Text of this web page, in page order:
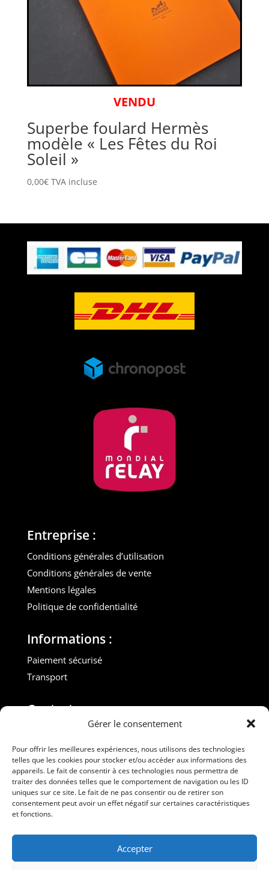
Gérer le consentement
Pour offrir les meilleures expériences, nous utilisons des technologies
telles que les cookies pour stocker et/ou accéder aux informations des
appareils. Le fait de consentir à ces technologies nous permettra de
traiter des données telles que le comportement de navigation ou les ID
uniques sur ce site. Le fait de ne pas consentir ou de retirer son
consentement peut avoir un effet négatif sur certaines caractéristiques
et fonctions.
Accepter
VENDU
Superbe foulard Hermès
modèle « Les Fêtes du Roi
Soleil »
0,00€ TVA incluse
Entreprise :
Conditions générales d’utilisation
Conditions générales de vente
Mentions légales
Politique de confidentialité
Informations :
Paiement sécurisé
Transport
Contact :
M. Gilles ROUVEYROL
Tél. : +33(0)6 07 72 40 47
dansdebeauxdraps@gmail.com
Professionnels
Suivez-nous